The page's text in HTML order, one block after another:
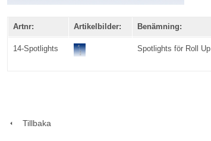
Artnr: Artikelbilder: Benämning:
14-Spotlights Spotlights för Roll Up
Tillbaka